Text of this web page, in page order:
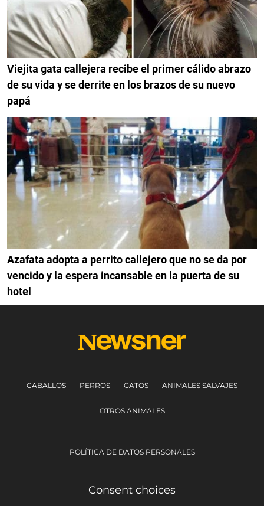
Viejita gata callejera recibe el primer cálido abrazo
de su vida y se derrite en los brazos de su nuevo
papá
Azafata adopta a perrito callejero que no se da por
vencido y la espera incansable en la puerta de su
hotel
CABALLOS PERROS GATOS ANIMALES SALVAJES
OTROS ANIMALES
POLÍTICA DE DATOS PERSONALES
Consent choices